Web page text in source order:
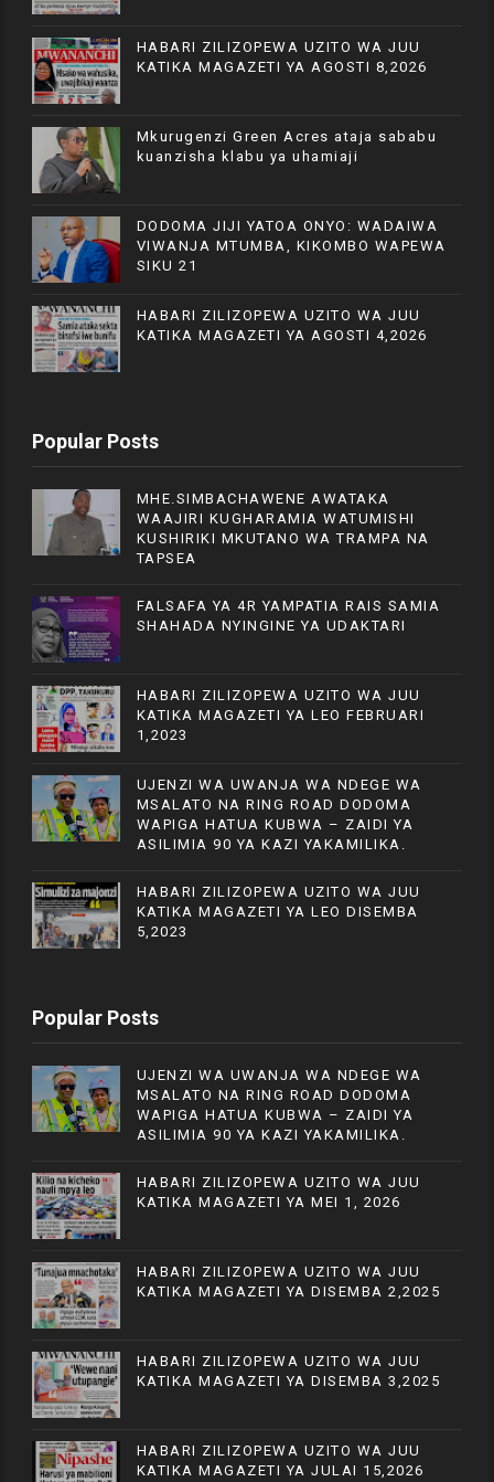
HABARI ZILIZOPEWA UZITO WA JUU
KATIKA MAGAZETI YA AGOSTI 8,2026
Mkurugenzi Green Acres ataja sababu
kuanzisha klabu ya uhamiaji
DODOMA JIJI YATOA ONYO: WADAIWA
VIWANJA MTUMBA, KIKOMBO WAPEWA
SIKU 21
HABARI ZILIZOPEWA UZITO WA JUU
KATIKA MAGAZETI YA AGOSTI 4,2026
Popular Posts
MHE.SIMBACHAWENE AWATAKA
WAAJIRI KUGHARAMIA WATUMISHI
KUSHIRIKI MKUTANO WA TRAMPA NA
TAPSEA
FALSAFA YA 4R YAMPATIA RAIS SAMIA
SHAHADA NYINGINE YA UDAKTARI
HABARI ZILIZOPEWA UZITO WA JUU
KATIKA MAGAZETI YA LEO FEBRUARI
1,2023
UJENZI WA UWANJA WA NDEGE WA
MSALATO NA RING ROAD DODOMA
WAPIGA HATUA KUBWA – ZAIDI YA
ASILIMIA 90 YA KAZI YAKAMILIKA.
HABARI ZILIZOPEWA UZITO WA JUU
KATIKA MAGAZETI YA LEO DISEMBA
5,2023
Popular Posts
UJENZI WA UWANJA WA NDEGE WA
MSALATO NA RING ROAD DODOMA
WAPIGA HATUA KUBWA – ZAIDI YA
ASILIMIA 90 YA KAZI YAKAMILIKA.
HABARI ZILIZOPEWA UZITO WA JUU
KATIKA MAGAZETI YA MEI 1, 2026
HABARI ZILIZOPEWA UZITO WA JUU
KATIKA MAGAZETI YA DISEMBA 2,2025
HABARI ZILIZOPEWA UZITO WA JUU
KATIKA MAGAZETI YA DISEMBA 3,2025
HABARI ZILIZOPEWA UZITO WA JUU
KATIKA MAGAZETI YA JULAI 15,2026